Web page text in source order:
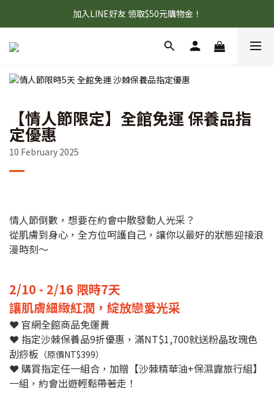
首購95折+免運，滿額贈『旅行壓縮收納袋』數量有限 送完為止！
加入LINE好友 領取$50元購物金！
首購95折+免運，滿額贈『旅行壓縮收納袋』數量有限 送完為止！
【情人節限定】全館免運 保養品指
定優惠
10 February 2025
情人節倒數，想要在約會中散發動人光采？
從肌膚到身心，全方位呵護自己，讓你以最好的狀態迎接浪
漫時刻～
2/10 - 2/16 限時7天
讓肌膚細緻紅潤，綻放戀愛光采
❤ 官網全館商品免運費
❤ 指定沙棘保養品9折優惠，滿NT$1,700就送粉晶玫瑰色
刮痧板 （原價NT$399）
❤ 購買指定任一組合，加贈【沙棘精華油+保濕露旅行組】
一組，約會出遊輕鬆帶著走！